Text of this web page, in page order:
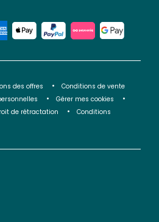
des offres
Conditions de vente
Gérer mes cookies
de rétractation
Conditions